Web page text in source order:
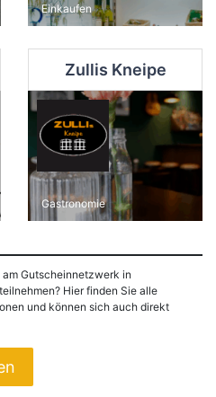
Einkaufen
Zullis Kneipe
Gastronomie
Gutscheinnetzwerk in
Hier finden Sie alle
und können sich auch direkt